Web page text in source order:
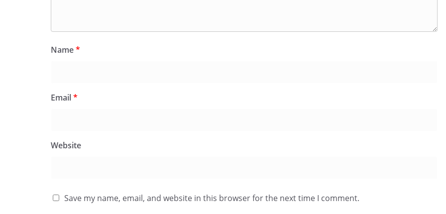
Name*
Email*
Website
Save my name, email, and website in this browser for the next time I comment.